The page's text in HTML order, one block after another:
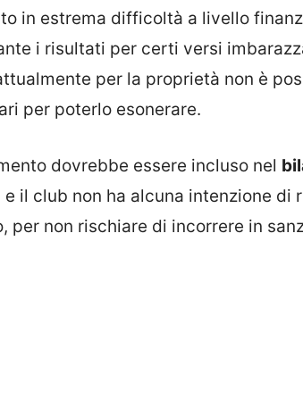
in estrema difficoltà a livello
i risultati per certi versi
per la proprietà non è
per poterlo esonerare.
dovrebbe essere incluso nel
e il club non ha alcuna intenzione
per non rischiare di incorrere in